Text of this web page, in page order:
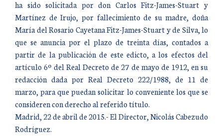
ha sido solicitada por don Carlos Fitz-James-Stuart y
Martínez de Irujo, por fallecimiento de su madre, doña
María del Rosario Cayetana Fitz-James-Stuart y de Silva, lo
que se anuncia por el plazo de treinta días, contados a
partir de la publicación de este edicto, a los efectos del
artículo 6º del Real Decreto de 27 de mayo de 1912, en su
redacción dada por Real Decreto 222/1988, de 11 de
marzo, para que puedan solicitar lo conveniente los que se
consideren con derecho al referido título.
Madrid, 22 de abril de 2015.- El Director, Nicolás Cabezudo
Rodríguez.